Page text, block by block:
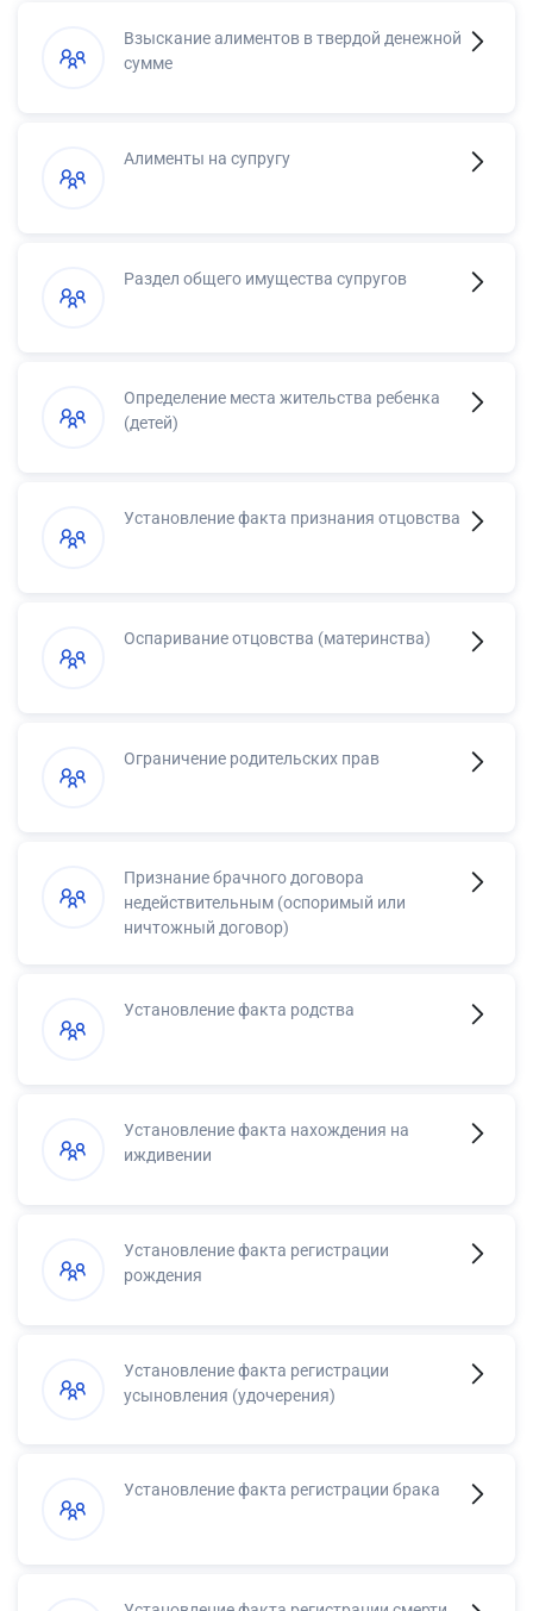
Взыскание алиментов в твердой денежной
сумме
Алименты на супругу
Раздел общего имущества супругов
Определение места жительства ребенка
(детей)
Установление факта признания отцовства
Оспаривание отцовства (материнства)
Ограничение родительских прав
Признание брачного договора
недействительным (оспоримый или
ничтожный договор)
Установление факта родства
Установление факта нахождения на
иждивении
Установление факта регистрации
рождения
Установление факта регистрации
усыновления (удочерения)
Установление факта регистрации брака